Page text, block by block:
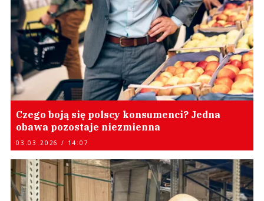
Czego boją się polscy konsumenci? Jedna
obawa pozostaje niezmienna
03.03.2026 / 14:07